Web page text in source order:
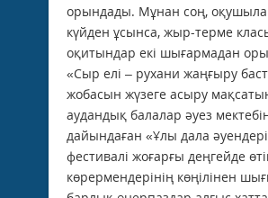
орындады. Мұнан соң,
күйден ұсынса, жыр-терме
оқитындар екі шығармадан
«Сыр елі – рухани жаңғыру
жобасын жүзеге асыру
аудандық балалар әуез
дайындаған «Ұлы дала
фестивалі жоғарғы деңгейде
көрермендерінің көңілінен